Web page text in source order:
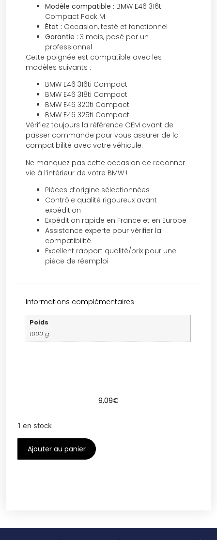
Modèle compatible : BMW E46 316ti
Compact Pack M
État : Occasion, testé et fonctionnel
Garantie : 3 mois, posé par un
professionnel
Cette poignée est compatible avec les
modèles suivants :
BMW E46 316ti Compact
BMW E46 318ti Compact
BMW E46 320ti Compact
BMW E46 325ti Compact
Vérifiez toujours la référence OEM avant de
passer commande pour vous assurer de la
compatibilité avec votre véhicule.
Ne manquez pas cette occasion de redonner
vie à l’intérieur de votre BMW !
Pièces d’origine sélectionnées
Contrôle qualité rigoureux avant
expédition
Expédition rapide en France et en Europe
Assistance experte pour vérifier la
compatibilité
Excellent rapport qualité/prix pour une
pièce de réemploi
Informations complémentaires
Poids
1000 g
9,09€
1 en stock
Ajouter au panier